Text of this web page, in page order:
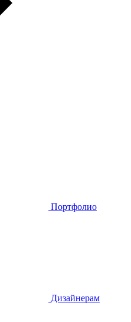
Портфолио
Дизайнерам